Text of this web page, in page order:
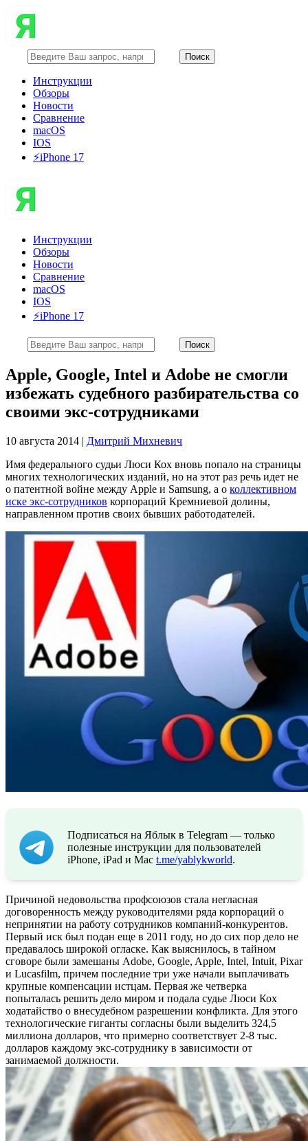
Инструкции
Обзоры
Новости
Сравнение
macOS
IOS
⚡️iPhone 17
Инструкции
Обзоры
Новости
Сравнение
macOS
IOS
⚡️iPhone 17
Apple, Google, Intel и Adobe не смогли
избежать судебного разбирательства со
своими экс-сотрудниками
10 августа 2014 | Дмитрий Михневич
Имя федерального судьи Люси Кох вновь попало на страницы
многих технологических изданий, но на этот раз речь идет не
о патентной войне между Apple и Samsung, а о коллективном
иске экс-сотрудников корпораций Кремниевой долины,
направленном против своих бывших работодателей.
Подписаться на Яблык в Telegram — только
полезные инструкции для пользователей
iPhone, iPad и Mac t.me/yablykworld.
Причиной недовольства профсоюзов стала негласная
договоренность между руководителями ряда корпораций о
непринятии на работу сотрудников компаний-конкурентов.
Первый иск был подан еще в 2011 году, но до сих пор дело не
предавалось широкой огласке. Как выяснилось, в тайном
сговоре были замешаны Adobe, Google, Apple, Intel, Intuit, Pixar
и Lucasfilm, причем последние три уже начали выплачивать
крупные компенсации истцам. Первая же четверка
попыталась решить дело миром и подала судье Люси Кох
ходатайство о внесудебном разрешении конфликта. Для этого
технологические гиганты согласны были выделить 324,5
миллиона долларов, что примерно соответствует 2-8 тыс.
долларов каждому экс-сотруднику в зависимости от
занимаемой должности.